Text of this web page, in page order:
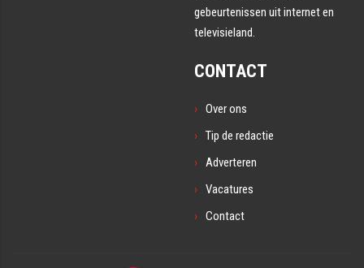
gebeurtenissen uit internet en
televisieland.
CONTACT
Over ons
Tip de redactie
Adverteren
Vacatures
Contact